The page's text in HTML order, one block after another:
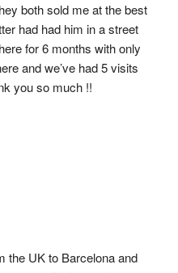
both sold me at the best
had had him in a street
for 6 months with only
and we’ve had 5 visits
you so much !!
the UK to Barcelona and